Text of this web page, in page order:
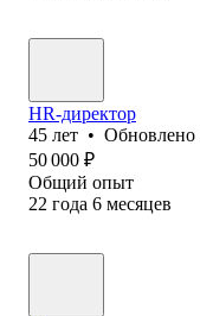
HR-директор
45 лет • Обновлено
50 000 ₽
Общий опыт
22 года 6 месяцев